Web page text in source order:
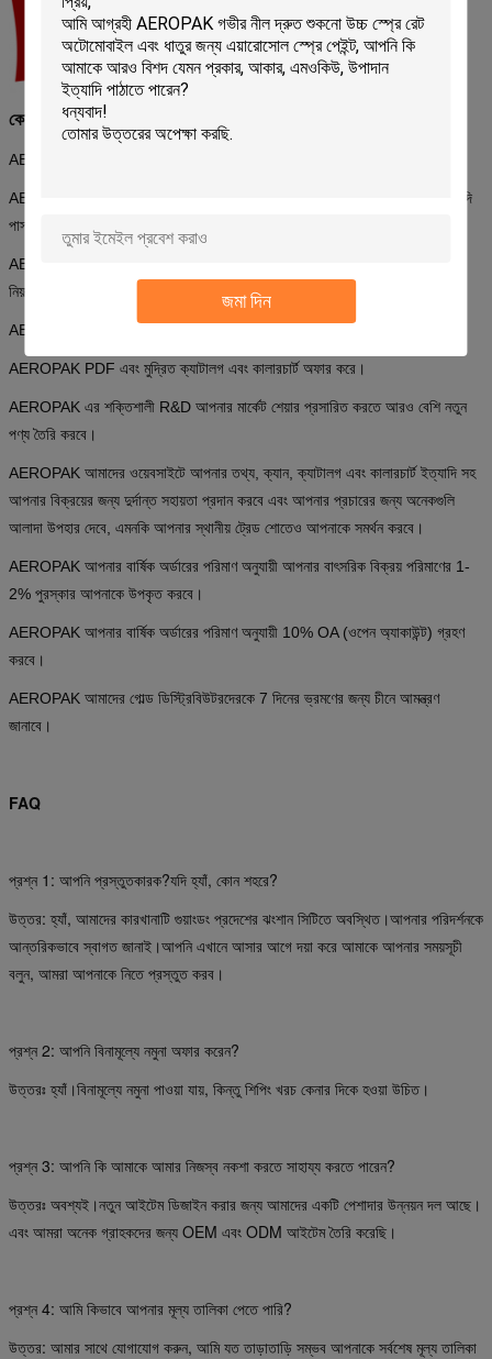
জমা দিন
কেন AEROPAK পরিবেশক হতে হবে?
AEROPAK হল ইউএস স্ট্যান্ডার্ড কোয়ালিটি এবং নেট ওজন সহ ইউএস স্টাইল ডিজাইন।
AEROPAK পণ্যগুলি প্রয়োজনীয় পরীক্ষা এবং শংসাপত্র যেমন RoHS, REACH, ইত্যাদি
পাস করেছে।
AEROPAK প্রতিটি আইটেম এবং প্রতিটি রঙের জন্য পৃথকভাবে বারকোডযুক্ত, যা স্টক
নিয়ন্ত্রণ এবং খুচরা বিক্রয়ের জন্য ভাল।
AEROPAK POS এবং SKU CSV তথ্য এবং ইংরেজি ফ্লায়ার অফার করে।
AEROPAK PDF এবং মুদ্রিত ক্যাটালগ এবং কালারচার্ট অফার করে।
AEROPAK এর শক্তিশালী R&D আপনার মার্কেট শেয়ার প্রসারিত করতে আরও বেশি নতুন
পণ্য তৈরি করবে।
AEROPAK আমাদের ওয়েবসাইটে আপনার তথ্য, ক্যান, ক্যাটালগ এবং কালারচার্ট ইত্যাদি সহ
আপনার বিক্রয়ের জন্য দুর্দান্ত সহায়তা প্রদান করবে এবং আপনার প্রচারের জন্য অনেকগুলি
আলাদা উপহার দেবে, এমনকি আপনার স্থানীয় ট্রেড শোতেও আপনাকে সমর্থন করবে।
AEROPAK আপনার বার্ষিক অর্ডারের পরিমাণ অনুযায়ী আপনার বাৎসরিক বিক্রয় পরিমাণের 1-
2% পুরস্কার আপনাকে উপকৃত করবে।
AEROPAK আপনার বার্ষিক অর্ডারের পরিমাণ অনুযায়ী 10% OA (ওপেন অ্যাকাউন্ট) গ্রহণ
করবে।
AEROPAK আমাদের গোল্ড ডিস্ট্রিবিউটরদেরকে 7 দিনের ভ্রমণের জন্য চীনে আমন্ত্রণ
জানাবে।
FAQ
প্রশ্ন 1: আপনি প্রস্তুতকারক?যদি হ্যাঁ, কোন শহরে?
উত্তর: হ্যাঁ, আমাদের কারখানাটি গুয়াংডং প্রদেশের ঝংশান সিটিতে অবস্থিত।আপনার পরিদর্শনকে
আন্তরিকভাবে স্বাগত জানাই।আপনি এখানে আসার আগে দয়া করে আমাকে আপনার সময়সূচী
বলুন, আমরা আপনাকে নিতে প্রস্তুত করব।
প্রশ্ন 2: আপনি বিনামূল্যে নমুনা অফার করেন?
উত্তরঃ হ্যাঁ।বিনামূল্যে নমুনা পাওয়া যায়, কিন্তু শিপিং খরচ কেনার দিকে হওয়া উচিত।
প্রশ্ন 3: আপনি কি আমাকে আমার নিজস্ব নকশা করতে সাহায্য করতে পারেন?
উত্তরঃ অবশ্যই।নতুন আইটেম ডিজাইন করার জন্য আমাদের একটি পেশাদার উন্নয়ন দল আছে।
এবং আমরা অনেক গ্রাহকদের জন্য OEM এবং ODM আইটেম তৈরি করেছি।
প্রশ্ন 4: আমি কিভাবে আপনার মূল্য তালিকা পেতে পারি?
উত্তর: আমার সাথে যোগাযোগ করুন, আমি যত তাড়াতাড়ি সম্ভব আপনাকে সর্বশেষ মূল্য তালিকা